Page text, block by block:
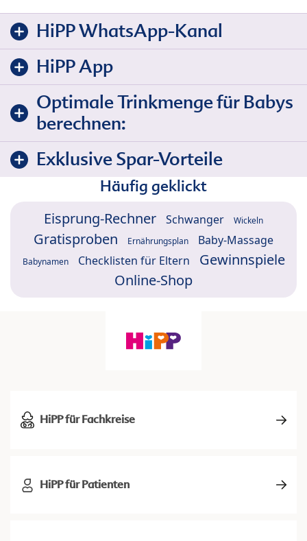
HiPP WhatsApp-Kanal
HiPP App
Optimale Trinkmenge für Babys
berechnen:
Exklusive Spar-Vorteile
Häufig geklickt
Eisprung-Rechner Schwanger Wickeln
Gratisproben Ernährungsplan Baby-Massage
Babynamen Checklisten für Eltern
Gewinnspiele
Online-Shop
HiPP für Fachkreise
HiPP für Patienten